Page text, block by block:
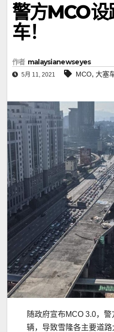
警方MCO设
车！
作者 malaysianewseyes
5月 11, 2021 MCO, 大塞
随政府宣布MCO 3.0，
辆，导致雪隆各主要道